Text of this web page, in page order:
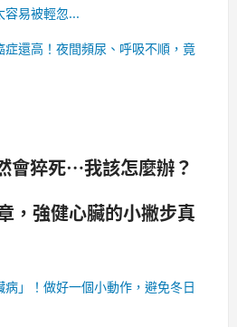
容易被輕忽...
還高！夜間頻尿、呼吸不順，竟
會猝死…我該怎麼辦？
，強健心臟的小撇步真
」！做好一個小動作，避免冬日